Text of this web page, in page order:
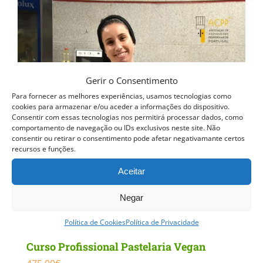
Gerir o Consentimento
Para fornecer as melhores experiências, usamos tecnologias como
cookies para armazenar e/ou aceder a informações do dispositivo.
Consentir com essas tecnologias nos permitirá processar dados, como
comportamento de navegação ou IDs exclusivos neste site. Não
consentir ou retirar o consentimento pode afetar negativamante certos
recursos e funções.
Aceitar
Negar
Política de CookiesPolítica de Privacidade
Curso Profissional Pastelaria Vegan